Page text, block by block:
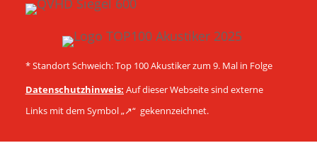
* Standort Schweich: Top 100 Akustiker zum 9. Mal in Folge
Datenschutzhinweis: Auf dieser Webseite sind externe
Links mit dem Symbol „↗︎“ gekennzeichnet.